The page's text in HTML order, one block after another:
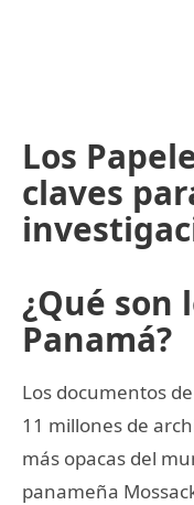
Los
claves
¿Qué son
Panamá?
Los documentos
11 millones de
más opacas del
panameña